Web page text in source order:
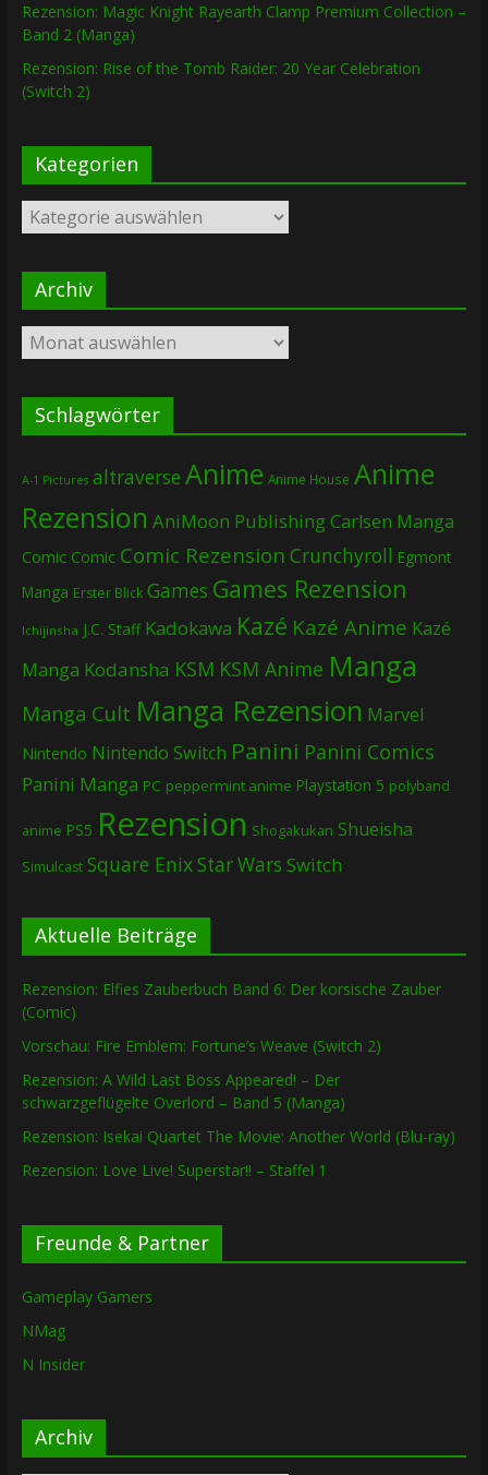
Rezension: Magic Knight Rayearth Clamp Premium Collection –
Band 2 (Manga)
Rezension: Rise of the Tomb Raider: 20 Year Celebration
(Switch 2)
Kategorien
Kategorien
Archiv
Archiv
Schlagwörter
A-1 Pictures altraverse Anime Anime House Anime
Rezension AniMoon PublishingCarlsen Manga
Comic Comic Comic Rezension Crunchyroll Egmont
Manga Erster Blick Games Games Rezension
Ichijinsha J.C. Staff Kadokawa Kazé Kazé Anime Kazé
Manga Kodansha KSM KSM Anime Manga
Manga Cult Manga Rezension Marvel
Nintendo Nintendo Switch Panini Panini Comics
Panini Manga PC peppermint anime Playstation 5 polyband
anime PS5 Rezension Shogakukan Shueisha
Simulcast Square EnixStar Wars Switch
Aktuelle Beiträge
Rezension: Elfies Zauberbuch Band 6: Der korsische Zauber
(Comic)
Vorschau: Fire Emblem: Fortune’s Weave (Switch 2)
Rezension: A Wild Last Boss Appeared! – Der
schwarzgeflügelte Overlord – Band 5 (Manga)
Rezension: Isekai Quartet The Movie: Another World (Blu-ray)
Rezension: Love Live! Superstar!! – Staffel 1
Freunde & Partner
Gameplay Gamers
NMag
N Insider
Archiv